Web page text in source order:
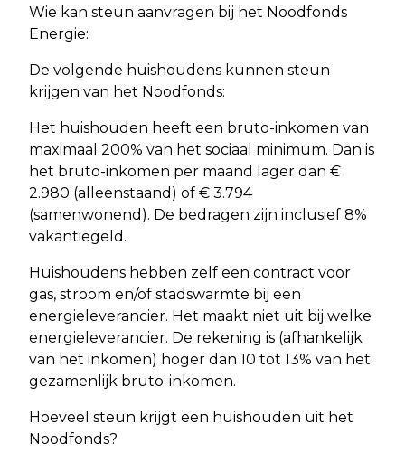
Wie kan steun aanvragen bij het Noodfonds
Energie:
De volgende huishoudens kunnen steun
krijgen van het Noodfonds:
Het huishouden heeft een bruto-inkomen van
maximaal 200% van het sociaal minimum. Dan is
het bruto-inkomen per maand lager dan €
2.980 (alleenstaand) of € 3.794
(samenwonend). De bedragen zijn inclusief 8%
vakantiegeld.
Huishoudens hebben zelf een contract voor
gas, stroom en/of stadswarmte bij een
energieleverancier. Het maakt niet uit bij welke
energieleverancier. De rekening is (afhankelijk
van het inkomen) hoger dan 10 tot 13% van het
gezamenlijk bruto-inkomen.
Hoeveel steun krijgt een huishouden uit het
Noodfonds?